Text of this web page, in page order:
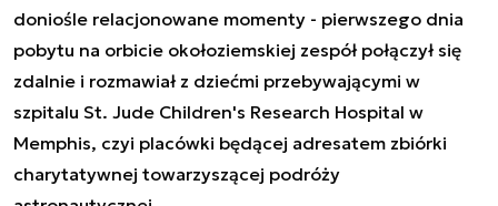
doniośle relacjonowane momenty - pierwszego dnia
pobytu na orbicie okołoziemskiej zespół połączył się
zdalnie i rozmawiał z dziećmi przebywającymi w
szpitalu St. Jude Children's Research Hospital w
Memphis, czyi placówki będącej adresatem zbiórki
charytatywnej towarzyszącej podróży